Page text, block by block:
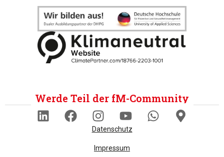
Werde Teil der fM-Community
Datenschutz
Impressum